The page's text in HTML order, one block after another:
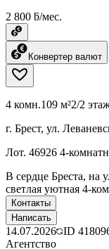
2 800 ƃ/мес.
Конвертер валют
4 комн.109 м²2/2
г. Брест, ул.
Лот. 46926 4-
В сердце Бреста, на
светлая уютная 4-
Контакты
Написать
14.07.2026 ID
Агентство